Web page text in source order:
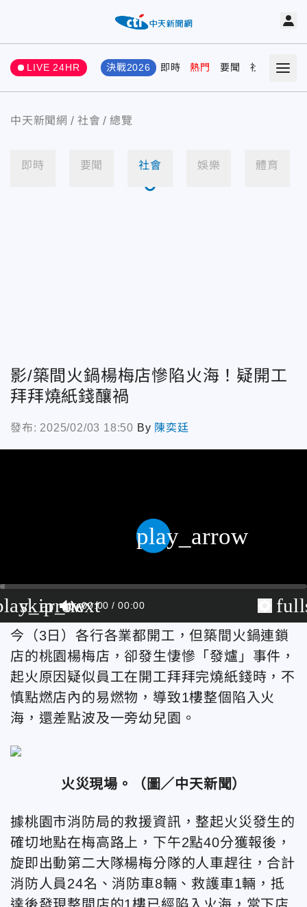
LIVE 24HR 決戰2026 即時 熱門 要聞 社會 娛樂
中天新聞網 社會 總覽
即時 要聞 社會 娛樂 體育
影/築間火鍋楊梅店慘陷火海！疑開工
拜拜燒紙錢釀禍
發布: 2025/02/03 18:50 By 陳奕廷
skip_next
00:00 00:00
play_arrow
今（3日）各行各業都開工，但築間火鍋連鎖
店的桃園楊梅店，卻發生悽慘「發爐」事件，
起火原因疑似員工在開工拜拜完燒紙錢時，不
慎點燃店內的易燃物，導致1樓整個陷入火
海，還差點波及一旁幼兒園。
火災現場。 （圖／中天新聞）
據桃園市消防局的救援資訊，整起火災發生的
確切地點在梅高路上，下午2點40分獲報後，
旋即出動第二大隊楊梅分隊的人車趕往，合計
消防人員24名、消防車8輛、救護車1輛，抵